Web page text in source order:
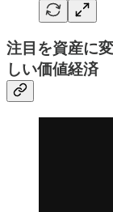
注目を資産に
しい価値経済